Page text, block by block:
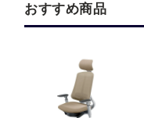
おすすめ商品